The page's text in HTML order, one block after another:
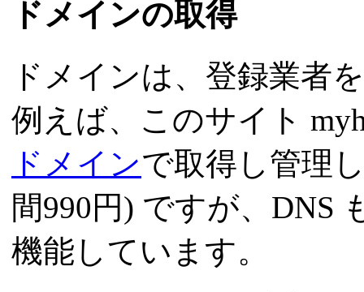
ドメインの取得
ドメインは、登録業者
例えば、このサイト
ドメインで取得し管理
間990円) ですが、DNS
機能しています。